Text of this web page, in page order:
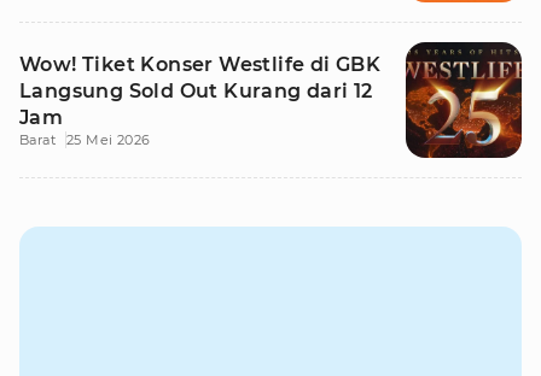
Wow! Tiket Konser Westlife di GBK
Langsung Sold Out Kurang dari 12
Jam
Barat 25 Mei 2026